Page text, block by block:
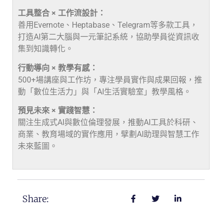
工具整合 × 工作流設計：
善用Evernote、Heptabase、Telegram等多款工具，
打造AI第二大腦與一元筆記系統，協助學員從資訊收
集到知識轉化。
行動導向 × 教學有感：
500+場講座與工作坊，專注學員實作與成果回報，推
動「數位生活力」與「AI生活實驗室」教學風格。
預見未來 × 實踐智慧：
關注生成式AI與數位倫理發展，推動AI工具於科研、
商業、教育場域的實作應用，擘劃AI助理與智慧工作
未來藍圖。
Share: